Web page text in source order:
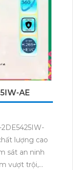
AE
lượng cao
sát an ninh
vượt trội,